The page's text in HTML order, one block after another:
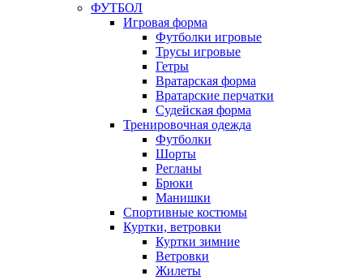
ФУТБОЛ
Игровая форма
Футболки игровые
Трусы игровые
Гетры
Вратарская форма
Вратарские перчатки
Судейская форма
Тренировочная одежда
Футболки
Шорты
Регланы
Брюки
Манишки
Спортивные костюмы
Куртки, ветровки
Куртки зимние
Ветровки
Жилеты